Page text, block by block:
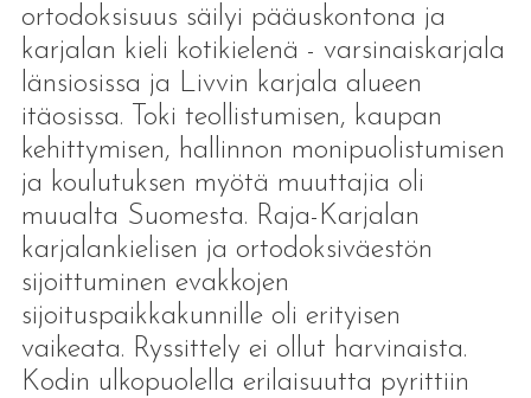
ortodoksisuus säilyi pääuskontona ja
karjalan kieli kotikielenä - varsinaiskarjala
länsiosissa ja Livvin karjala alueen
itäosissa. Toki teollistumisen, kaupan
kehittymisen, hallinnon monipuolistumisen
ja koulutuksen myötä muuttajia oli
muualta Suomesta. Raja-Karjalan
karjalankielisen ja ortodoksiväestön
sijoittuminen evakkojen
sijoituspaikkakunnille oli erityisen
vaikeata. Ryssittely ei ollut harvinaista.
Kodin ulkopuolella erilaisuutta pyrittiin